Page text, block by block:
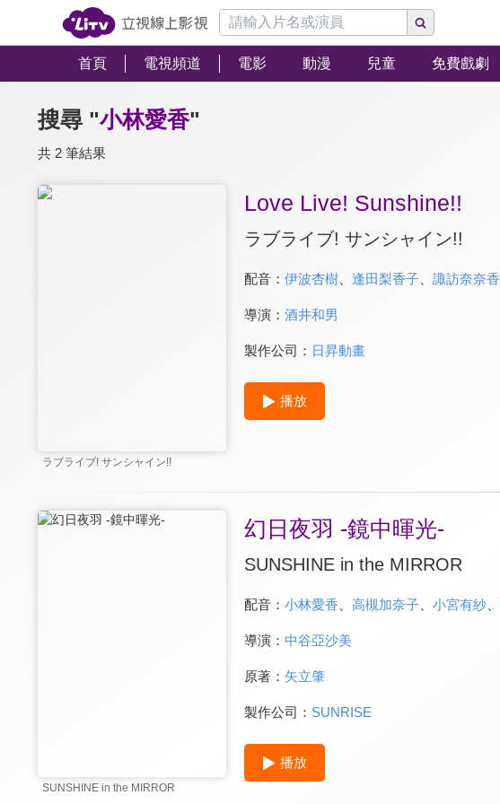
首頁 電視頻道 電影 動漫 兒童 免費戲劇
搜尋 "小林愛香"
共 2 筆結果
ラブライブ! サンシャイン!!
Love Live! Sunshine!!
ラブライブ! サンシャイン!!
配音： 伊波杏樹、 逢田梨香子、 諏訪奈奈香
導演： 酒井和男
製作公司： 日昇動畫
播放
SUNSHINE in the MIRROR
幻日夜羽 -鏡中暉光-
SUNSHINE in the MIRROR
配音： 小林愛香 高槻加奈子、 小宮有紗、
導演： 中谷亞沙美
原著： 矢立肇
製作公司： SUNRISE
播放